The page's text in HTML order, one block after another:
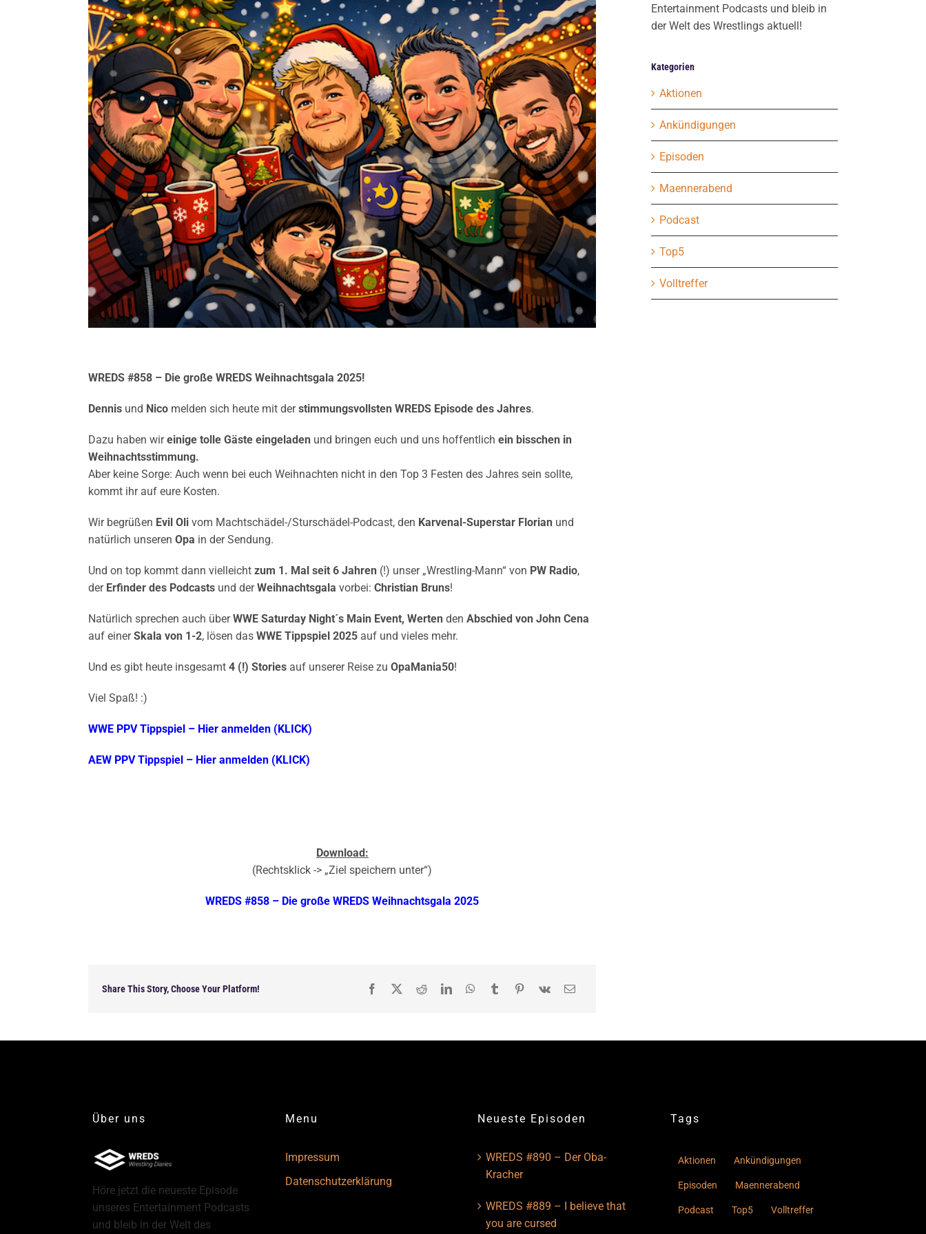
WREDS #858 – Die große WREDS Weihnachtsgala 2025!
Dennis und Nico melden sich heute mit derstimmungsvollsten WREDS Episode des Jahres.
Dazu haben wireinige tolle Gäste eingeladen und bringen euch und uns hoffentlichein bisschen in
Weihnachtsstimmung.
Aber keine Sorge: Auch wenn bei euch Weihnachten nicht in den Top 3 Festen des Jahres sein sollte,
kommt ihr auf eure Kosten.
Wir begrüßen Evil Oli vom Machtschädel-/Sturschädel-Podcast, den Karvenal-Superstar Florian und
natürlich unserenOpa in der Sendung.
Und on top kommt dann vielleichtzum 1. Mal seit 6 Jahren (!) unser „Wrestling-Mann“ von PW Radio,
der Erfinder des Podcasts und derWeihnachtsgalavorbei:Christian Bruns!
Natürlich sprechen auch überWWE Saturday Night´s Main Event, Wertenden Abschied von John Cena
auf einerSkala von 1-2, lösen dasWWE Tippspiel 2025 auf und vieles mehr.
Und es gibt heute insgesamt4 (!) Stories auf unserer Reise zuOpaMania50!
Viel Spaß! :)
WWE PPV Tippspiel – Hier anmelden (KLICK)
AEW PPV Tippspiel – Hier anmelden (KLICK)
Download:
(Rechtsklick -> „Ziel speichern unter“)
WREDS #858 – Die große WREDS Weihnachtsgala 2025
Share This Story, Choose Your Platform!
Entertainment Podcasts und bleib in
der Welt des Wrestlings aktuell!
Kategorien
Aktionen
Ankündigungen
Episoden
Maennerabend
Podcast
Top5
Volltreffer
Über uns
Höre jetzt die neueste Episode
unseres Entertainment Podcasts
und bleib in der Welt des
Menu
Impressum
Datenschutzerklärung
Neueste Episoden
WREDS #890 – Der Oba-
Kracher
WREDS #889 – I believe that
you are cursed
Tags
Aktionen Ankündigungen
Episoden Maennerabend
Podcast Top5 Volltreffer